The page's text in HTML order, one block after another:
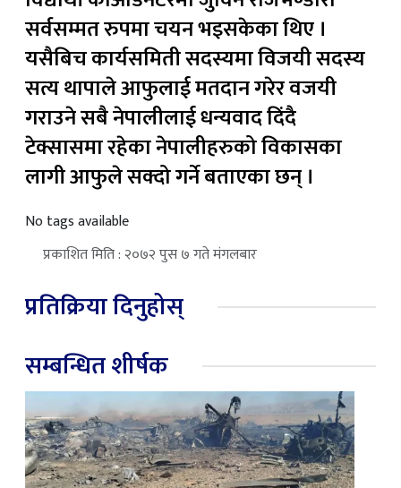
सर्वसम्मत रुपमा चयन भइसकेका थिए ।
यसैबिच कार्यसमिती सदस्यमा विजयी सदस्य
सत्य थापाले आफुलाई मतदान गरेर वजयी
गराउने सबै नेपालीलाई धन्यवाद दिंदै
टेक्सासमा रहेका नेपालीहरुको विकासका
लागी आफुले सक्दो गर्ने बताएका छन् ।
No tags available
प्रकाशित मिति : २०७२ पुस ७ गते मंगलबार
प्रतिक्रिया दिनुहोस्
सम्बन्धित शीर्षक